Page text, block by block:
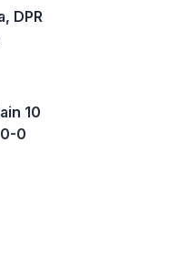
DPR
10
0